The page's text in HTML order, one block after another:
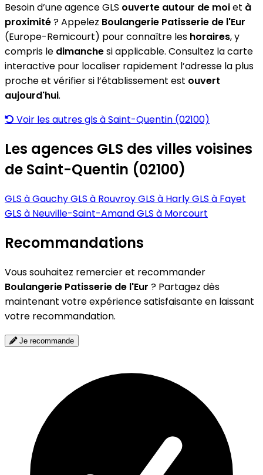
Besoin d’une agence GLS ouverte autour de moiet à
proximité? Appelez Boulangerie Patisserie de l'Eur
(Europe-Remicourt) pour connaître les horaires, y
compris le dimanchesi applicable. Consultez la carte
interactive pour localiser rapidement l’adresse la plus
proche et vérifier si l’établissement est ouvert
aujourd'hui.
Voir les autres gls à Saint-Quentin (02100)
Les agences GLS des villes voisines
de Saint-Quentin (02100)
GLS à GauchyGLS à RouvroyGLS à HarlyGLS à Fayet
GLS à Neuville-Saint-AmandGLS à Morcourt
Recommandations
Vous souhaitez remercier et recommander
Boulangerie Patisserie de l'Eur ? Partagez dès
maintenant votre expérience satisfaisante en laissant
votre recommandation.
Je recommande